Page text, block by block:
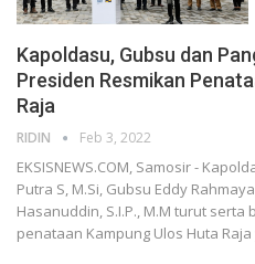
Kapoldasu, Gubsu dan
Presiden Resmikan
Raja
RIDIN Feb 3, 2022
EKSISNEWS.COM, Samosir -
Putra S, M.Si, Gubsu Eddy
Hasanuddin, S.I.P., M.M turut
penataan Kampung Ulos Huta